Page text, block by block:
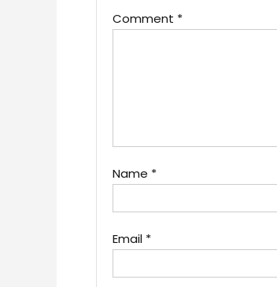
Comment *
Name *
Email *